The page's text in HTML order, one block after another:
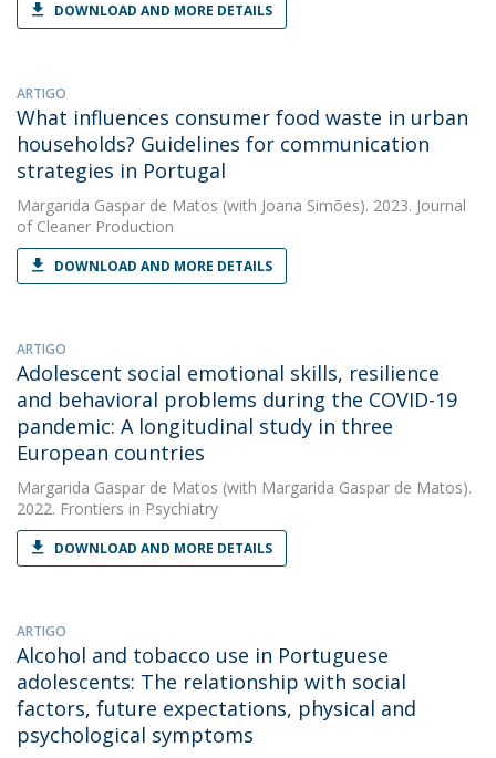
DOWNLOAD AND MORE DETAILS
ARTIGO
What influences consumer food waste in urban
households? Guidelines for communication
strategies in Portugal
Margarida Gaspar de Matos (with Joana Simões). 2023. Journal
of Cleaner Production
DOWNLOAD AND MORE DETAILS
ARTIGO
Adolescent social emotional skills, resilience
and behavioral problems during the COVID-19
pandemic: A longitudinal study in three
European countries
Margarida Gaspar de Matos (with Margarida Gaspar de Matos).
2022. Frontiers in Psychiatry
DOWNLOAD AND MORE DETAILS
ARTIGO
Alcohol and tobacco use in Portuguese
adolescents: The relationship with social
factors, future expectations, physical and
psychological symptoms